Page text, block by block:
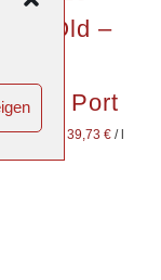
Year Old –
Port
€ 39,73 €/l